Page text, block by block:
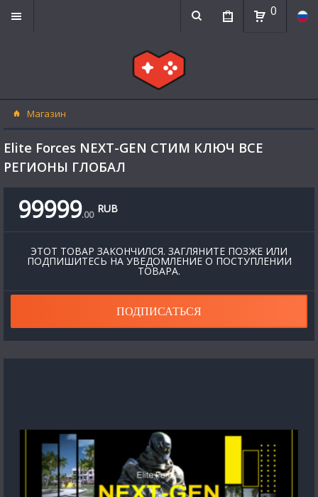
0
Магазин
Elite Forces NEXT-GEN СТИМ КЛЮЧ ВСЕ
РЕГИОНЫ ГЛОБАЛ
99999.00 RUB
ЭТОТ ТОВАР ЗАКОНЧИЛСЯ. ЗАГЛЯНИТЕ ПОЗЖЕ ИЛИ
ПОДПИШИТЕСЬ НА УВЕДОМЛЕНИЕ О ПОСТУПЛЕНИИ
ТОВАРА.
ПОДПИСАТЬСЯ